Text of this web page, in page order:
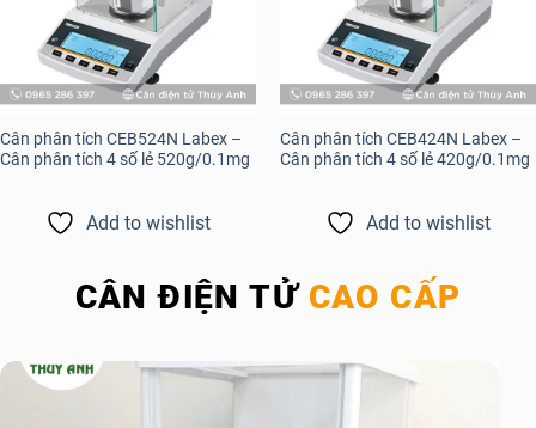
Cân phân tích CEB524N Labex –
Cân phân tích 4 số lẻ 520g/0.1mg
Add to wishlist
Cân phân tích CEB424N Labex –
Cân phân tích 4 số lẻ 420g/0.1mg
Add to wishlist
CÂN ĐIỆN TỬ CAO CẤP